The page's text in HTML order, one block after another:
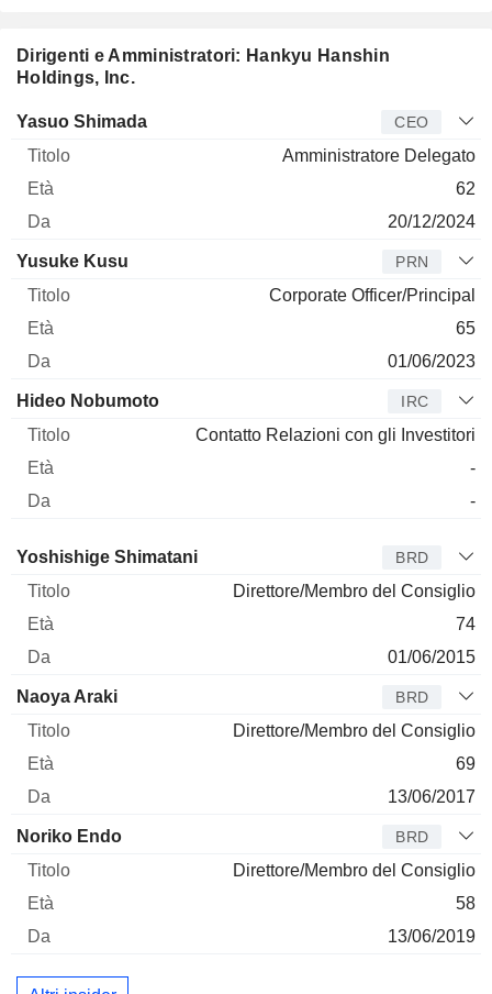
Dirigenti e Amministratori: Hankyu Hanshin
Holdings, Inc.
Manager Titolo
Yasuo Shimada CEO
Amministratore Delegato
62
20/12/2024
Yusuke Kusu PRN
Corporate Officer/Principal
65
01/06/2023
Hideo Nobumoto IRC
Contatto Relazioni con gli Investitori
-
-
Amministratore Titolo
Yoshishige Shimatani BRD
Direttore/Membro del Consiglio
74
01/06/2015
Naoya Araki BRD
Direttore/Membro del Consiglio
69
13/06/2017
Noriko Endo BRD
Direttore/Membro del Consiglio
58
13/06/2019